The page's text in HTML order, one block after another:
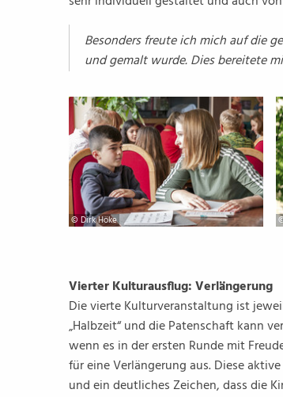
Besonders freute ich mich auf die
und gemalt wurde. Dies bereitete
© Dirk Höke
Vierter Kulturausflug: Verlängerung
Die vierte Kulturveranstaltung ist
„Halbzeit“ und die Patenschaft kann
wenn es in der ersten Runde mit
für eine Verlängerung aus. Diese
und ein deutliches Zeichen, dass die